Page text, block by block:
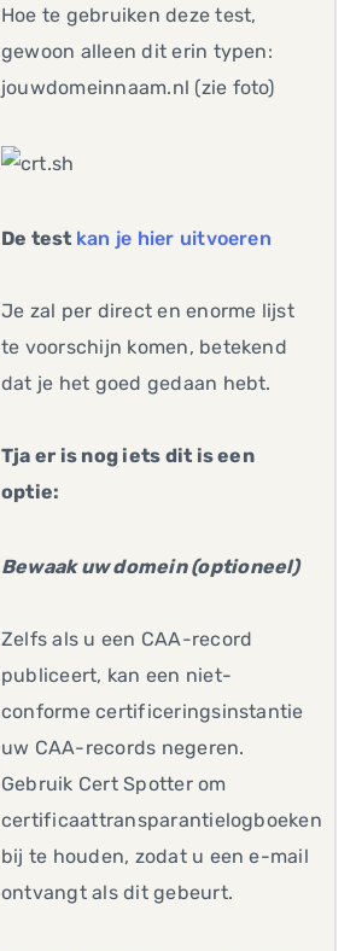
Hoe te gebruiken deze test,
gewoon alleen dit erin typen:
jouwdomeinnaam.nl (zie foto)
De test kan je hier uitvoeren
Je zal per direct en enorme lijst
te voorschijn komen, betekend
dat je het goed gedaan hebt.
Tja er is nog iets dit is een
optie:
Bewaak uw domein (optioneel)
Zelfs als u een CAA-record
publiceert, kan een niet-
conforme certificeringsinstantie
uw CAA-records negeren.
Gebruik Cert Spotter om
certificaattransparantielogboeken
bij te houden, zodat u een e-mail
ontvangt als dit gebeurt.